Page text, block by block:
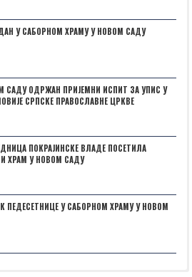
У САБОРНОМ ХРАМУ У НОВОМ САДУ
САДУ ОДРЖАН ПРИЈЕМНИ ИСПИТ ЗА УПИС У
СРПСКЕ ПРАВОСЛАВНЕ ЦРКВЕ
ПОКРАЈИНСКЕ ВЛАДЕ ПОСЕТИЛА
ХРАМ У НОВОМ САДУ
ПЕДЕСЕТНИЦЕ У САБОРНОМ ХРАМУ У НОВОМ